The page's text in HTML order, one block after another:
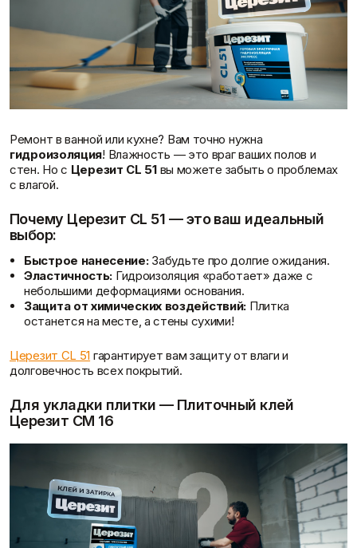
Ремонт в ванной или кухне? Вам точно нужна
гидроизоляция! Влажность — это враг ваших полов и
стен. Но с Церезит CL 51вы можете забыть о проблемах
с влагой.
Почему Церезит CL 51 — это ваш идеальный
выбор:
Быстрое нанесение:Забудьте про долгие ожидания.
Эластичность: Гидроизоляция «работает» даже с
небольшими деформациями основания.
Защита от химических воздействий: Плитка
останется на месте, а стены сухими!
Церезит CL 51 гарантирует вам защиту от влаги и
долговечность всех покрытий.
Для укладки плитки — Плиточный клей
Церезит CM 16